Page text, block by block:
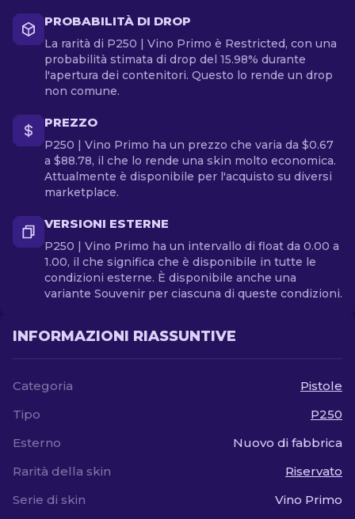
PROBABILITÀ DI DROP
La rarità di P250 | Vino Primo è Restricted, con una
probabilità stimata di drop del 15.98% durante
l'apertura dei contenitori. Questo lo rende un drop
non comune.
PREZZO
P250 | Vino Primo ha un prezzo che varia da $0.67
a $88.78, il che lo rende una skin molto economica.
Attualmente è disponibile per l'acquisto su diversi
marketplace.
VERSIONI ESTERNE
P250 | Vino Primo ha un intervallo di float da 0.00 a
1.00, il che significa che è disponibile in tutte le
condizioni esterne. È disponibile anche una
variante Souvenir per ciascuna di queste condizioni.
INFORMAZIONI RIASSUNTIVE
Categoria
Pistole
Tipo
P250
Esterno
Nuovo di fabbrica
Rarità della skin
Riservato
Serie di skin
Vino Primo